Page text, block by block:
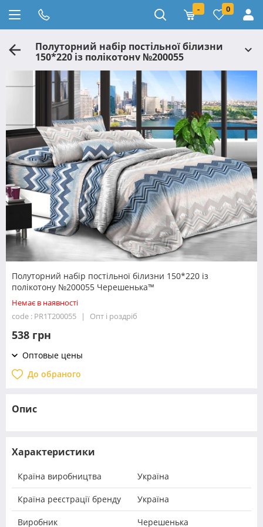
- 0
Полуторний набір постільної білизни
150*220 із полікотону №200055
Черешенька™
Полуторний набір постільної білизни 150*220 із
полікотону №200055 Черешенька™
Немає в наявності
code : PR1T200055
Опт і роздріб
538 грн
Оптовые цены
До обраного
Опис
Характеристики
Країна виробництва Україна
Країна реєстрації бренду Україна
Виробник Черешенька